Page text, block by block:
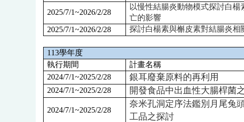
2025/7/1~2026/2/28
以慢性結腸炎動物模式探討白楊
亡的影響
2025/7/1~2026/2/28 探討白楊素與槲皮素對結腸炎相
113學年度
執行期間
計畫名稱
2024/7/1~2025/2/28
銀耳廢棄原料的再利用
2024/7/1~2025/2/28 開發食品中出血性大腸桿菌
2024/7/1~2025/2/28
奈米孔洞定序法鑑別月尾兔
工品之探討